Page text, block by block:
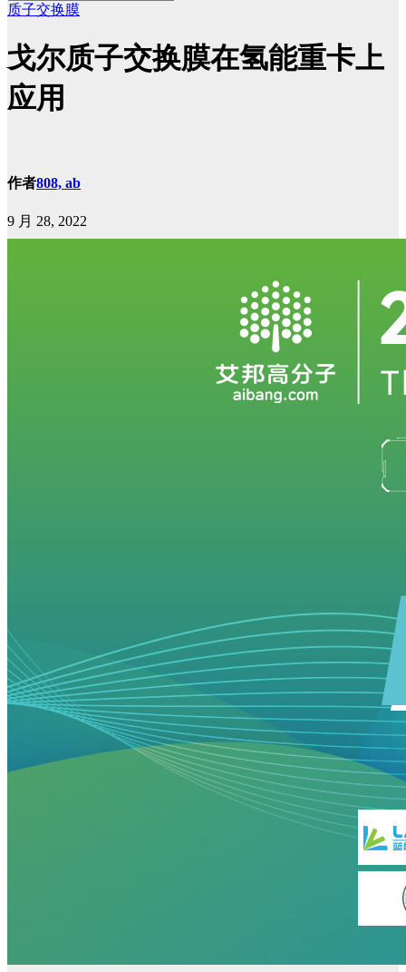
质子交换膜
戈尔质子交换膜在氢能重卡上
应用
作者808, ab
9 月 28, 2022